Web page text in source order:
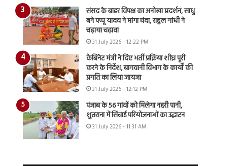
संसद के बाहर विपक्ष का अनोखा प्रदर्शन, साधु
बने पप्पू यादव ने मांगा चंदा, राहुल गांधी ने
चढ़ाया चढ़ावा
31 July 2026 - 12:22 PM
कैबिनेट मंत्री ने दिए भर्ती प्रक्रिया शीघ्र पूरी
करने के निर्देश, बागवानी विभाग के कार्यों की
प्रगति का लिया जायजा
31 July 2026 - 12:12 PM
पंजाब के 56 गांवों को मिलेगा नहरी पानी,
शुतराना में सिंचाई परियोजनाओं का उद्घाटन
31 July 2026 - 11:31 AM